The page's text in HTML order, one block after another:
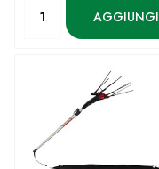
AGGIUNGI